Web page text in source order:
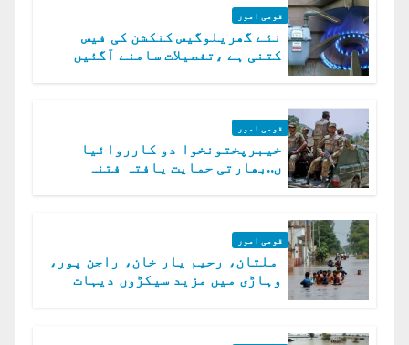
قومی امور
نئے گھریلوگیس کنکشن کی فیس
کتنی ہے ،تفصیلات سامنے آگئیں
قومی امور
خیبرپختونخوا دو کارروائیا
ں..بھارتی حمایت یافتہ فتنہ
قومی امور
ملتان، رحیم یار خان، راجن پور،
وہاڑی میں مزید سیکڑوں دیہات